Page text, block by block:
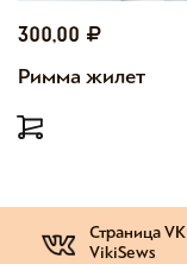
300,00
Римма жилет
Страница VK
VikiSews